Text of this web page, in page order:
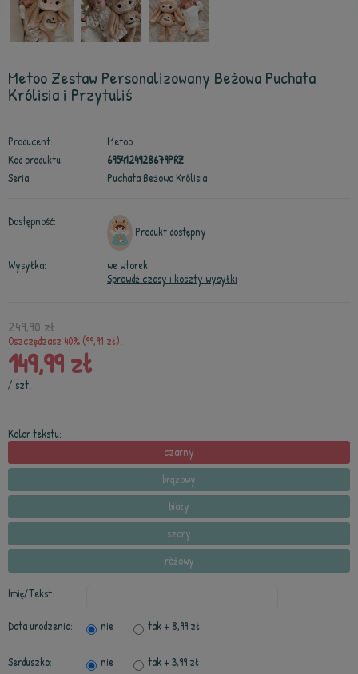
Metoo Zestaw Personalizowany Beżowa Puchata
Królisia i Przytuliś
Producent:
Metoo
Kod produktu:
6954124928679PRZ
Seria:
Puchata Beżowa Królisia
Dostępność:
Produkt dostępny
Wysyłka:
we wtorek
Sprawdź czasy i koszty wysyłki
249,90 zł
Oszczędzasz 40% (99,91 zł).
149,99 zł
/ szt.
Kolor tekstu:
czarny
brązowy
biały
szary
różowy
Imię/Tekst:
Data urodzenia: nie tak+ 8,99 zł
Serduszko: nie tak+ 3,99 zł